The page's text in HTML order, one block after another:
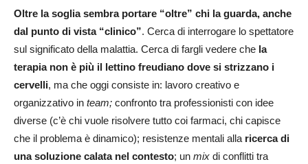
Oltre la soglia sembra portare “oltre” chi la guarda, anche
dal punto di vista “clinico”. Cerca di interrogare lo spettatore
sul significato della malattia. Cerca di fargli vedere che la
terapia non è più il lettino freudiano dove si strizzano i
cervelli, ma che oggi consiste in: lavoro creativo e
organizzativo in team; confronto tra professionisti con idee
diverse (c’è chi vuole risolvere tutto coi farmaci, chi capisce
che il problema è dinamico); resistenze mentali alla ricerca di
una soluzione calata nel contesto; un mix di conflitti tra